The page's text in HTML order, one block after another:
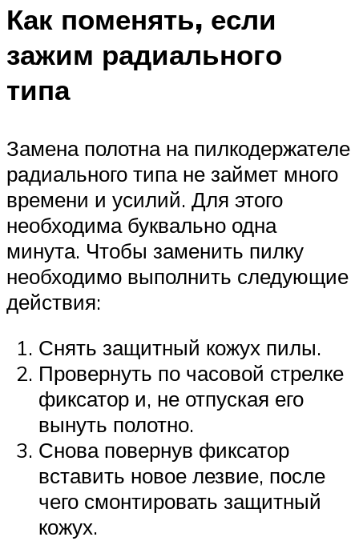
Как поменять, если
зажим радиального
типа
Замена полотна на пилкодержателе
радиального типа не займет много
времени и усилий. Для этого
необходима буквально одна
минута. Чтобы заменить пилку
необходимо выполнить следующие
действия:
Снять защитный кожух пилы.
Провернуть по часовой стрелке
фиксатор и, не отпуская его
вынуть полотно.
Снова повернув фиксатор
вставить новое лезвие, после
чего смонтировать защитный
кожух.